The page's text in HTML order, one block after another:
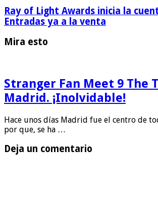
Ray of Light Awards inicia la
Entradas ya a la venta
Mira esto
Stranger Fan Meet 9 The
Madrid. ¡Inolvidable!
Hace unos días Madrid fue el centro de
por que, se ha …
Deja un comentario